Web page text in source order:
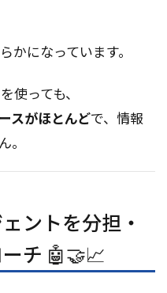
かになっています。
使っても、
スがほとんどで、情報
。
ントを分担・
チ 🤖🤝📈